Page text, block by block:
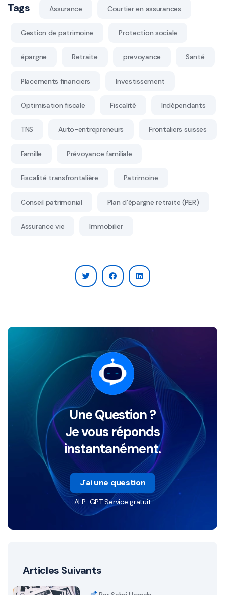
Tags Assurance Courtier en assurances
Gestion de patrimoine Protection sociale
épargne Retraite prevoyance Santé
Placements financiers Investissement
Optimisation fiscale Fiscalité Indépendants
TNS Auto-entrepreneurs Frontaliers suisses
Famille Prévoyance familiale
Fiscalité transfrontalière Patrimoine
Conseil patrimonial Plan d’épargne retraite (PER)
Assurance vie Immobilier
Une Question ?
Je vous réponds
instantanément.
J'ai une question
ALP-GPT Service gratuit
Articles Suivants